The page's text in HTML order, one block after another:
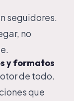
seguidores.
no
y formatos
de todo.
que